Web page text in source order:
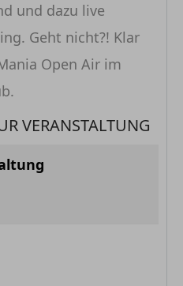
und dazu live
Geht nicht?! Klar
Open Air im
VERANSTALTUNG